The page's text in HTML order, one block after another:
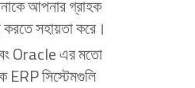
আপনার গ্রাহক
করতে সহায়তা করে।
Oracle এর মতো
সিস্টেমগুলি